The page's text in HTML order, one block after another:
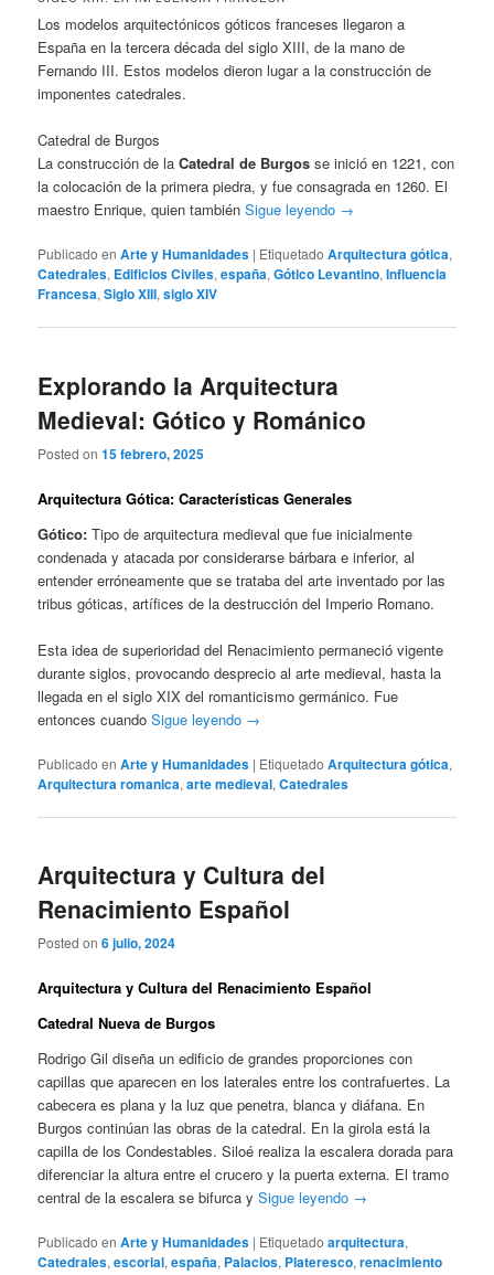
Los modelos arquitectónicos góticos franceses llegaron a
España en la tercera década del siglo XIII, de la mano de
Fernando III. Estos modelos dieron lugar a la construcción de
imponentes catedrales.
Catedral de Burgos
La construcción de laCatedral de Burgos se inició en 1221, con
la colocación de la primera piedra, y fue consagrada en 1260. El
maestro Enrique, quien tambiénSigue leyendo →
Publicado en Arte y Humanidades | Etiquetado Arquitectura gótica,
Catedrales, Edificios Civiles,españa,Gótico Levantino,Influencia
Francesa,Siglo XIII,siglo XIV
Explorando la Arquitectura
Medieval: Gótico y Románico
Posted on15 febrero, 2025
Arquitectura Gótica: Características Generales
Gótico: Tipo de arquitectura medieval que fue inicialmente
condenada y atacada por considerarse bárbara e inferior, al
entender erróneamente que se trataba del arte inventado por las
tribus góticas, artífices de la destrucción del Imperio Romano.
Esta idea de superioridad del Renacimiento permaneció vigente
durante siglos, provocando desprecio al arte medieval, hasta la
llegada en el siglo XIX del romanticismo germánico. Fue
entonces cuandoSigue leyendo →
Publicado en Arte y Humanidades | Etiquetado Arquitectura gótica,
Arquitectura romanica,arte medieval,Catedrales
Arquitectura y Cultura del
Renacimiento Español
Posted on6 julio, 2024
Arquitectura y Cultura del Renacimiento Español
Catedral Nueva de Burgos
Rodrigo Gil diseña un edificio de grandes proporciones con
capillas que aparecen en los laterales entre los contrafuertes. La
cabecera es plana y la luz que penetra, blanca y diáfana. En
Burgos continúan las obras de la catedral. En la girola está la
capilla de los Condestables. Siloé realiza la escalera dorada para
diferenciar la altura entre el crucero y la puerta externa. El tramo
central de la escalera se bifurca ySigue leyendo →
Publicado en Arte y Humanidades | Etiquetado arquitectura,
Catedrales,escorial,españa, Palacios, Plateresco,renacimiento